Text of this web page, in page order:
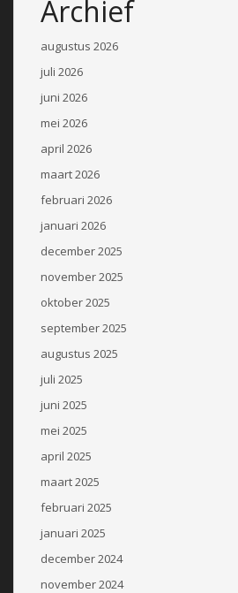
Archief
augustus 2026
juli 2026
juni 2026
mei 2026
april 2026
maart 2026
februari 2026
januari 2026
december 2025
november 2025
oktober 2025
september 2025
augustus 2025
juli 2025
juni 2025
mei 2025
april 2025
maart 2025
februari 2025
januari 2025
december 2024
november 2024